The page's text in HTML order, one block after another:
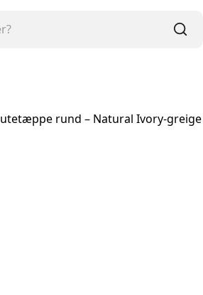
rund – Natural Ivory-greige